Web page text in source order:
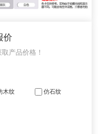
价
产品价格！
木纹 仿石纹